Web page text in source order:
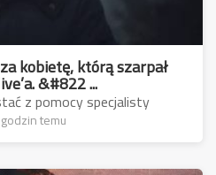
kobietę, którą szarpał
&#822 ...
z pomocy specjalisty
temu